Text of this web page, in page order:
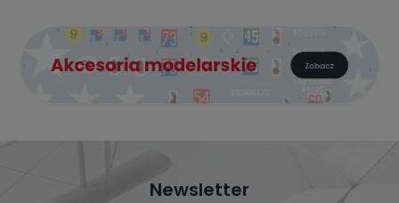
Newsletter